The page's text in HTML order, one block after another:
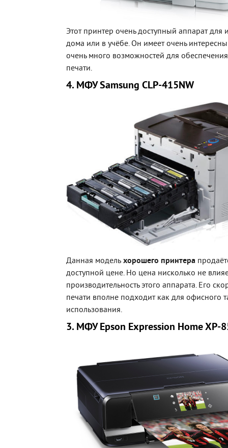
Этот принтер очень доступный аппарат для
дома или в учёбе. Он имеет очень
очень много возможностей для
печати.
4. МФУ Samsung CLP-415NW
Данная модель хорошего принтера
доступной цене. Но цена нисколько не
производительность этого аппарата. Его
печати вполне подходит как для офисного
использования.
3. МФУ Epson Expression Home XP-